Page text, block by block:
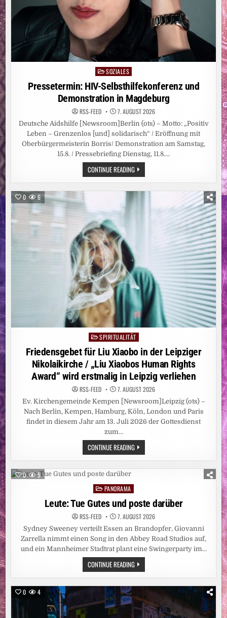
Posted
in
SOZIALES
Pressetermin: HIV-Selbsthilfekonferenz und
Demonstration in Magdeburg
RSS-FEED 7. AUGUST 2026
Deutsche Aidshilfe [Newsroom]Berlin (ots) – Motto: „Positiv
Leben – Grenzenlos [und] solidarisch“ / Eröffnung mit
Oberbürgermeisterin Borris/ Demonstration am Samstag,
15.8. / Pressebriefing Dienstag, 11.8….
CONTINUE READINGPRESSETERMIN:
HIV-
SELBSTHILFEKONFERENZ
UND
DEMONSTRATION
IN
MAGDEBURG
0 6
Posted
in
SPIRITUALITÄT
Friedensgebet für Liu Xiaobo in der Leipziger
Nikolaikirche / „Liu Xiaobos Human Rights
Award“ wird erstmalig in Leipzig verliehen
RSS-FEED 7. AUGUST 2026
Ev. Kirchengemeinde Kempen [Newsroom]Leipzig (ots) –
Nach Berlin, Kempen, Hamburg, Köln, London und Paris
findet in diesem Jahr am 13. Juli 2026 der Gottesdienst
zum…
CONTINUE READINGFRIEDENSGEBET
FÜR
LIU
XIAOBO
/
„LIU
XIAOBOS
HUMAN
RIGHTS
AWARD“
WIRD
ERSTMALIG
IN
LEIPZIG
VERLIEHEN
0 5
Posted
in
PANORAMA
Leute: Tue Gutes und poste darüber
RSS-FEED 7. AUGUST 2026
Sydney Sweeney verteilt Essen an Brandopfer, Giovanni
Zarrella nimmt einen Song in den Abbey Road Studios auf,
und ein Mannheimer Stadtrat plant eine Swingerparty im…
CONTINUE READINGLEUTE:
TUE
GUTES
UND
DARÜBER
0 4